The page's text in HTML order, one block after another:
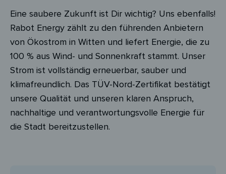
Eine saubere Zukunft ist Dir wichtig? Uns ebenfalls!
Rabot Energy zählt zu den führenden Anbietern
von Ökostrom in Witten und liefert Energie, die zu
100 % aus Wind- und Sonnenkraft stammt. Unser
Strom ist vollständig erneuerbar, sauber und
klimafreundlich. Das TÜV-Nord-Zertifikat bestätigt
unsere Qualität und unseren klaren Anspruch,
nachhaltige und verantwortungsvolle Energie für
die Stadt bereitzustellen.